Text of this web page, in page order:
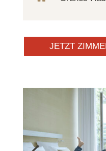
JETZT